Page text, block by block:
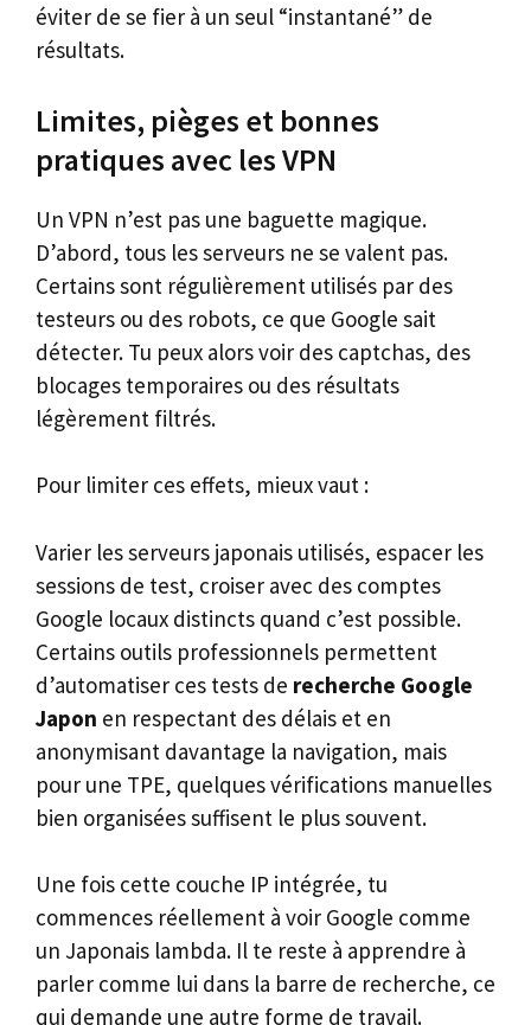
éviter de se fier à un seul “instantané” de
résultats.
Limites, pièges et bonnes
pratiques avec les VPN
Un VPN n’est pas une baguette magique.
D’abord, tous les serveurs ne se valent pas.
Certains sont régulièrement utilisés par des
testeurs ou des robots, ce que Google sait
détecter. Tu peux alors voir des captchas, des
blocages temporaires ou des résultats
légèrement filtrés.
Pour limiter ces effets, mieux vaut :
Varier les serveurs japonais utilisés, espacer les
sessions de test, croiser avec des comptes
Google locaux distincts quand c’est possible.
Certains outils professionnels permettent
d’automatiser ces tests de recherche Google
Japon en respectant des délais et en
anonymisant davantage la navigation, mais
pour une TPE, quelques vérifications manuelles
bien organisées suffisent le plus souvent.
Une fois cette couche IP intégrée, tu
commences réellement à voir Google comme
un Japonais lambda. Il te reste à apprendre à
parler comme lui dans la barre de recherche, ce
qui demande une autre forme de travail.